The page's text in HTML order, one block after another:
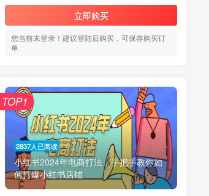
立即购买
您当前未登录！建议登陆后购买，可保存购买订
单
2837人已阅读
小红书2024年电商打法，手把手教你如
何打爆小红书店铺
TOP1